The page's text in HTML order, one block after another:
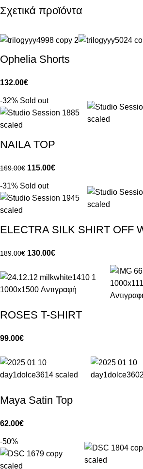
Σχετικά προϊόντα
Ophelia Shorts
132.00€
-32% Sold out
NAILA TOP
169.00€ 115.00€
-31% Sold out
ELECTRA SILK SHIRT OFF
189.00€ 130.00€
ROSES T-SHIRT
99.00€
Maya Satin Top
62.00€
-50%